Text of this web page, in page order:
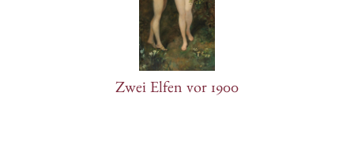
Zwei Elfen vor 1900